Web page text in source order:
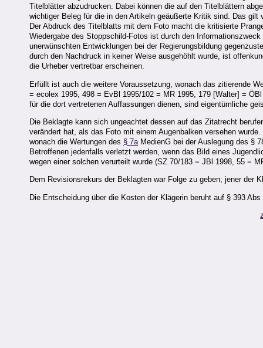
Titelblätter abzudrucken. Dabei können die auf den Titelblättern
wichtiger Beleg für die in den Artikeln geäußerte Kritik sind. Das
Der Abdruck des Titelblatts mit dem Foto macht die kritisierte
Wiedergabe des Stoppschild-Fotos ist durch den
unerwünschten Entwicklungen bei der Regierungsbildung
durch den Nachdruck in keiner Weise ausgehöhlt wurde, ist
die Urheber vertretbar erscheinen.
Erfüllt ist auch die weitere Voraussetzung, wonach das zitierende
= ecolex 1995, 498 = EvBl 1995/102 = MR 1995, 179 [Walter] =
für die dort vertretenen Auffassungen dienen, sind eigentümliche
Die Beklagte kann sich ungeachtet dessen auf das Zitatrecht
verändert hat, als das Foto mit einem Augenbalken versehen
wonach die Wertungen des § 7a MedienG bei der Auslegung des §
Betroffenen jedenfalls verletzt werden, wenn das Bild eines
wegen einer solchen verurteilt wurde (SZ 70/183 = JBl 1998, 55 =
Dem Revisionsrekurs der Beklagten war Folge zu geben; jener der
Die Entscheidung über die Kosten der Klägerin beruht auf § 393